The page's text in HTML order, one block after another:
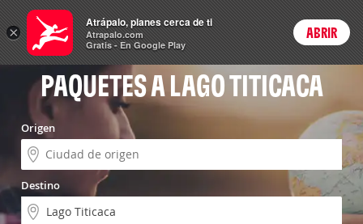
Vuelo+Hotel Login
PAQUETES A LAGO TITICACA
Origen
Destino
×
Atrápalo, planes cerca de ti
Atrapalo.com
Gratis - En Google Play
ABRIR